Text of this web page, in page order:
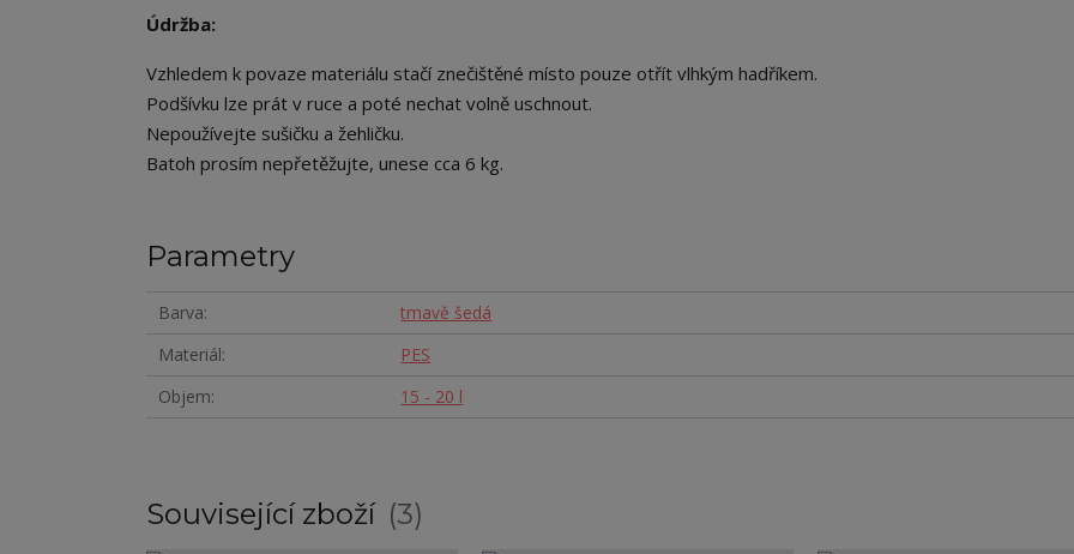
Údržba:
Vzhledem k povaze materiálu stačí znečištěné místo pouze otřít vlhkým hadříkem.
Podšívku lze prát v ruce a poté nechat volně uschnout.
Nepoužívejte sušičku a žehličku.
Batoh prosím nepřetěžujte, unese cca 6 kg.
Parametry
Barva
tmavě šedá
Materiál
PES
Objem
15 - 20 l
Související zboží 3